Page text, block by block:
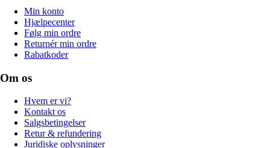
Min konto
Hjælpecenter
Følg min ordre
Returnér min ordre
Rabatkoder
Om os
Hvem er vi?
Kontakt os
Salgsbetingelser
Retur & refundering
Juridiske oplysninger